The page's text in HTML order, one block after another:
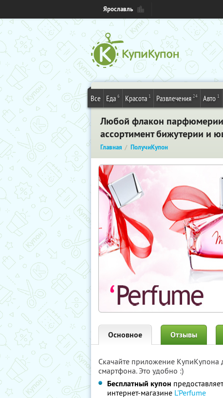
Ярославль
Все Еда 6 Красота 1 Развлечения 24 Авто 1
Любой флакон парфюмерии
ассортимент бижутерии и
Главная ПолучиКупон
Основное Отзывы
Скачайте приложение КупиКупона
смартфона. Это удобно :)
Бесплатный купон
интернет-магазине L'Perfume